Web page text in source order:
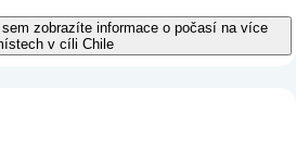
zobrazíte informace o počasí na více
v cíli Chile